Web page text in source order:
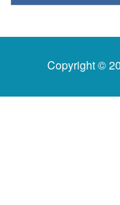
Copyright ©